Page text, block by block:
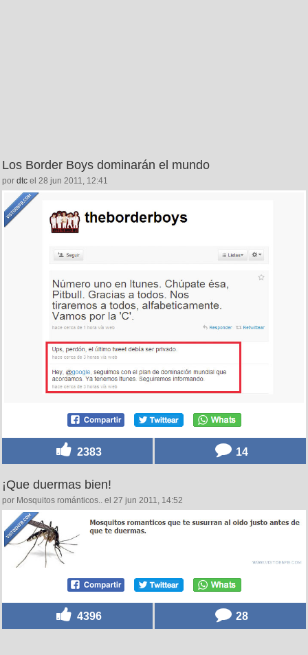
Los Border Boys dominarán el mundo
por dtc el 28 jun 2011, 12:41
2383 14
¡Que duermas bien!
por Mosquitos románticos.. el 27 jun 2011, 14:52
4396 28